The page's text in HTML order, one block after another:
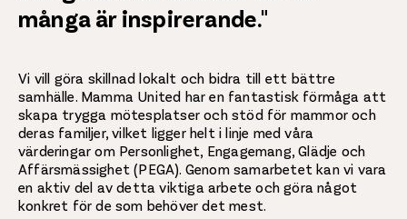
många är inspirerande."
Vi vill göra skillnad lokalt och bidra till ett bättre
samhälle. Mamma United har en fantastisk förmåga att
skapa trygga mötesplatser och stöd för mammor och
deras familjer, vilket ligger helt i linje med våra
värderingar om Personlighet, Engagemang, Glädje och
Affärsmässighet (PEGA). Genom samarbetet kan vi vara
en aktiv del av detta viktiga arbete och göra något
konkret för de som behöver det mest.